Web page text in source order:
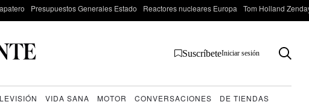
Presupuestos Generales Estado Reactores nucleares Europa Tom Holland
SuscríbeteIniciar sesión
VIDA SANA MOTOR CONVERSACIONES
DE TIENDAS